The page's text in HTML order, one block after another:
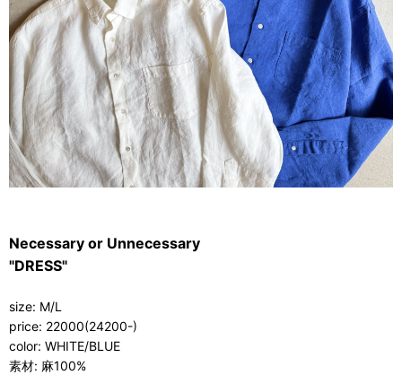
Necessary or Unnecessary
"DRESS"
size: M/L
price: 22000(24200-)
color: WHITE/BLUE
素材: 麻100%